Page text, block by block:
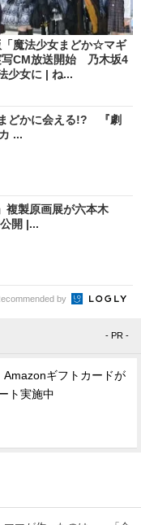
「魔法少女まどか☆マギ
写CM放送開始 乃木坂4
少女に | ね...
どかに会える!? 『劇
...
複製原画展が六本木
開 |...
by
- PR -
Amazonギフトカードが
ト実施中